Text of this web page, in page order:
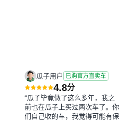
瓜子用户 已购官方直卖车
4.8分
“瓜子毕竟做了这么多年，我之
前也在瓜子上买过两次车了。你
们自己收的车，我觉得可能有保